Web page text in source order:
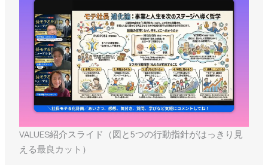
VALUES紹介スライド（図と5つの行動指針がはっきり見
える最良カット）